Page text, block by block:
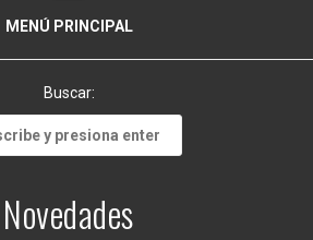
MENÚ PRINCIPAL
Buscar:
Novedades